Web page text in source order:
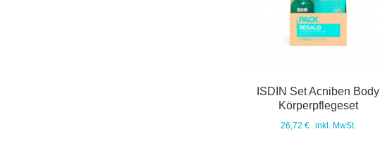
ISDIN Set Acniben Body
Körperpflegeset
26,72 € inkl. MwSt.